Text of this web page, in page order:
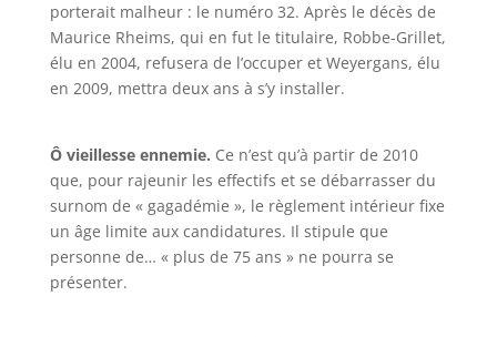
porterait malheur : le numéro 32. Après le décès de
Maurice Rheims, qui en fut le titulaire, Robbe-Grillet,
élu en 2004, refusera de l’occuper et Weyergans, élu
en 2009, mettra deux ans à s’y installer.
Ô vieillesse ennemie. Ce n’est qu’à partir de 2010
que, pour rajeunir les effectifs et se débarrasser du
surnom de « gagadémie », le règlement intérieur fixe
un âge limite aux candidatures. Il stipule que
personne de… « plus de 75 ans » ne pourra se
présenter.